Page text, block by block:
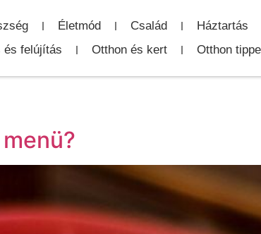
Életmód Család Háztartás
és felújítás
Otthon és kert Otthon